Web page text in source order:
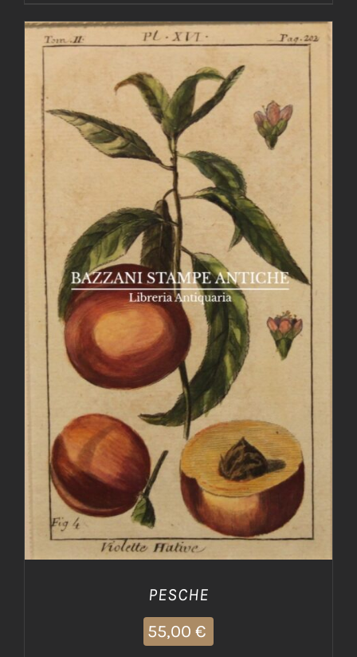
AGGIUNGI AL CARRELLO / DETTAGLI
PESCHE
55,00 €